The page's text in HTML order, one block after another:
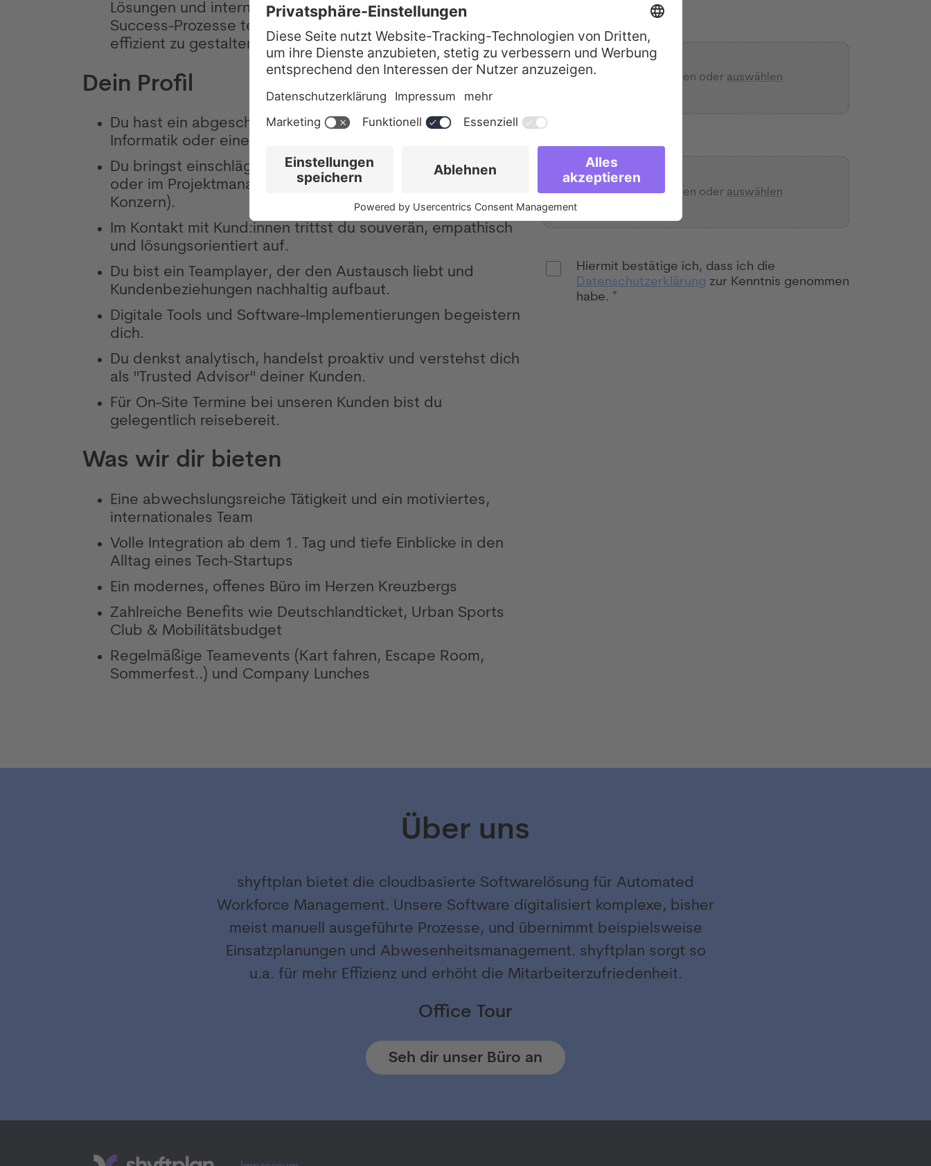
Lösungen und internes Tooling mit, um unsere Customer-
Success-Prozesse technologisch führend und hochgradig
effizient zu gestalten.
Dein Profil
Du hast ein abgeschlossenes Studium – gern in Wirtschaft,
Informatik oder einem MINT-Fach.
Du bringst einschlägige Erfahrung im Customer Success
oder im Projektmanagement mit (z. B. SaaS, Consulting,
Konzern).
Im Kontakt mit Kund:innen trittst du souverän, empathisch
und lösungsorientiert auf.
Du bist ein Teamplayer, der den Austausch liebt und
Kundenbeziehungen nachhaltig aufbaut.
Digitale Tools und Software-Implementierungen begeistern
dich.
Du denkst analytisch, handelst proaktiv und verstehst dich
als "Trusted Advisor" deiner Kunden.
Für On-Site Termine bei unseren Kunden bist du
gelegentlich reisebereit.
Was wir dir bieten
Eine abwechslungsreiche Tätigkeit und ein motiviertes,
internationales Team
Volle Integration ab dem 1. Tag und tiefe Einblicke in den
Alltag eines Tech-Startups
Ein modernes, offenes Büro im Herzen Kreuzbergs
Zahlreiche Benefits wie Deutschlandticket, Urban Sports
Club & Mobilitätsbudget
Regelmäßige Teamevents (Kart fahren, Escape Room,
Sommerfest..) und Company Lunches
Lebenslauf *
Dateien ablegen oder auswählen
Andere
Dateien ablegen oder auswählen
Hiermit bestätige ich, dass ich die
Datenschutzerklärung zur Kenntnis genommen
habe. *
Über uns
shyftplan bietet die cloudbasierte Softwarelösung für Automated
Workforce Management. Unsere Software digitalisiert komplexe, bisher
meist manuell ausgeführte Prozesse, und übernimmt beispielsweise
Einsatzplanungen und Abwesenheitsmanagement. shyftplan sorgt so
u.a. für mehr Effizienz und erhöht die Mitarbeiterzufriedenheit.
Office Tour
Seh dir unser Büro an